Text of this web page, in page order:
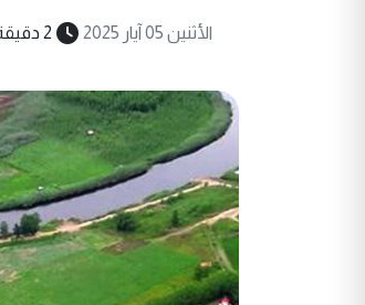
الأثنين 05 آيار 2025 2 دقيقة قراءة